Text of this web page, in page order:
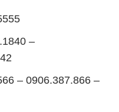
–
– 0906.387.866 –